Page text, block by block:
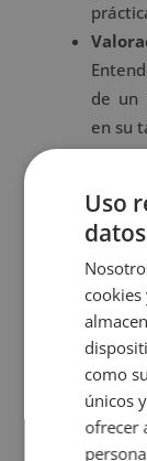
de un
en su
los
real
Uso
datos
cookies
como
únicos
ofrecer